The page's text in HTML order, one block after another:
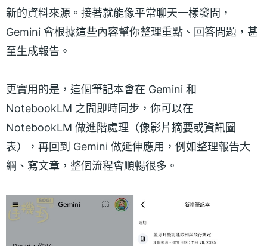
新的資料來源。接著就能像平常聊天一樣發問，
Gemini 會根據這些內容幫你整理重點、回答問題，甚
至生成報告。
更實用的是，這個筆記本會在 Gemini 和
NotebookLM 之間即時同步，你可以在
NotebookLM 做進階處理（像影片摘要或資訊圖
表），再回到 Gemini 做延伸應用，例如整理報告大
綱、寫文章，整個流程會順暢很多。